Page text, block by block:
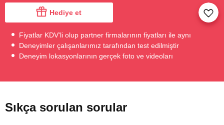
Hediye et
Fiyatlar KDV'li olup partner firmalarının fiyatları ile aynı
Deneyimler çalışanlarımız tarafından test edilmiştir
Deneyim lokasyonlarının gerçek foto ve videoları
Sıkça sorulan sorular